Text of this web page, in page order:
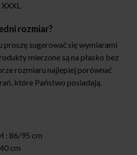
rozmiar?
sugerować się wymiarami
mierzone są na płasko bez
rozmiaru najlepiej porównać
które Państwo posiadają.
: 86/95 cm
cm